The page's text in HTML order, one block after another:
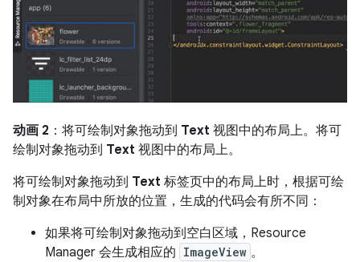
动画 2 ：将可绘制对象拖动到 Text 视图中的布局上。将可
绘制对象拖动到 Text 视图中的布局上。
将可绘制对象拖动到 Text 标签页中的布局上时，根据可绘
制对象在布局中所放的位置，生成的代码会有所不同：
如果将可绘制对象拖动到空白区域，Resource
Manager 会生成相应的 ImageView 。